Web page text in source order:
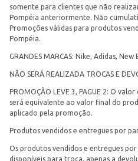
somente para clientes que não
Pompéia anteriormente. Não
Promoções válidas para produtos
Pompéia.
GRANDES MARCAS: Nike, Adidas,
NÃO SERÁ REALIZADA TROCAS E
PROMOÇÃO LEVE 3, PAGUE 2: O
será equivalente ao valor final do
aplicado pela promoção.
Produtos vendidos e entregues por
Os produtos vendidos e entregues
disponíveis para troca, apenas a